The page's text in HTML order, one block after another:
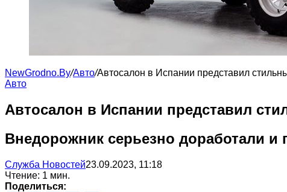
NewGrodno.By/Авто/Автосалон в Испании представил
Авто
Автосалон в Испании представил
Внедорожник серьезно доработали
Служба Новостей23.09.2023, 11:18
Чтение: 1 мин.
Поделиться: